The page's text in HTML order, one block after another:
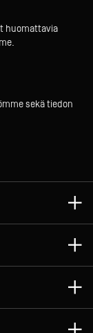
uuni
huomattavia
sekä tiedon